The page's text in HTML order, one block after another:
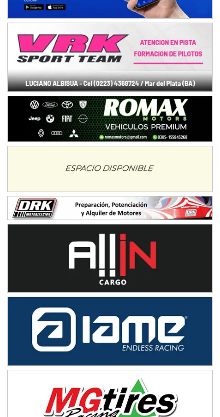
Ciudad de Avellaneda (Asfalto)
Avellaneda (Santa Fe)
SUR SANTAFESINO - F4
José Samuel Sánchez (Tierra)
Rufino (Santa Fe)
TUCUMANO - F5
Juan Navarro (Asfalto)
El Timbó (Tucumán)